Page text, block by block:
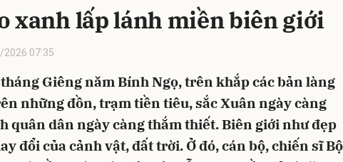
xanh lấp lánh miền biên giới
07:35
Giêng năm Bính Ngọ, trên khắp các bản làng
những đồn, trạm tiền tiêu, sắc Xuân ngày càng
quân dân ngày càng thắm thiết. Biên giới như đẹp
đổi của cảnh vật, đất trời. Ở đó, cán bộ, chiến sĩ Bộ